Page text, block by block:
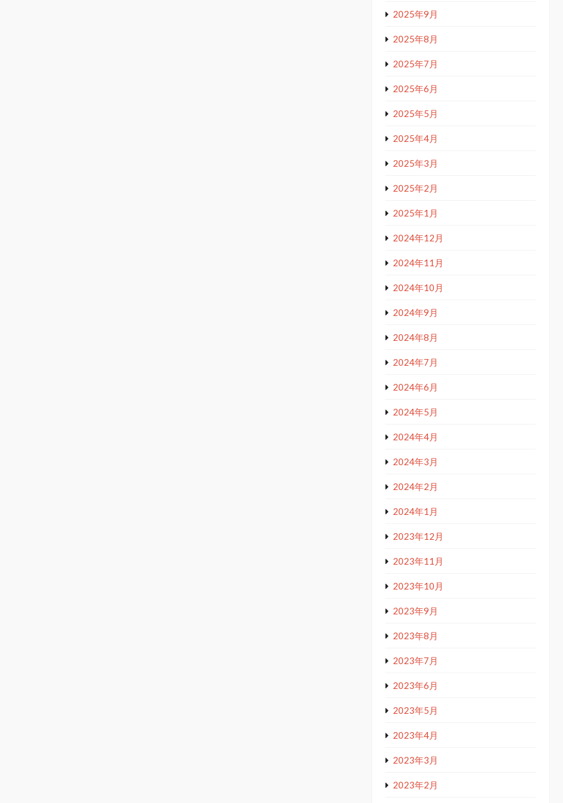
2025年9月
2025年8月
2025年7月
2025年6月
2025年5月
2025年4月
2025年3月
2025年2月
2025年1月
2024年12月
2024年11月
2024年10月
2024年9月
2024年8月
2024年7月
2024年6月
2024年5月
2024年4月
2024年3月
2024年2月
2024年1月
2023年12月
2023年11月
2023年10月
2023年9月
2023年8月
2023年7月
2023年6月
2023年5月
2023年4月
2023年3月
2023年2月